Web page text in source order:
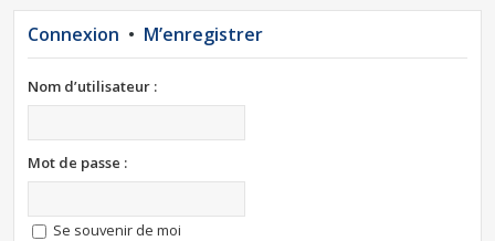
Connexion • M’enregistrer
Nom d’utilisateur :
Mot de passe :
Se souvenir de moi